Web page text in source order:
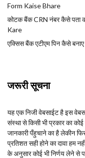
Form Kaise Bhare
कोटक बैंक CRN नंबर कैसे
Kare
एक्सिस बैंक एटीएम पिन कैसे
जरूरी सूचना
यह एक निजी वेबसाईट है इस
संस्था से किसी भी प्रकार का
जानकारी पँहुचाने का है लेकीन
प्रतिशत सही होने का दावा हम
के अनुसार कोई भी निर्णय लेने